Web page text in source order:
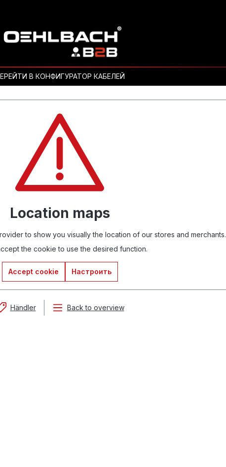
В КОНФИГУРАТОР КАБЕЛЕЙ
Location maps
to show you visually the location of our stores and merchants.
the cookie to use the desired function.
Accept cookie Настроить
Händler Back to overview